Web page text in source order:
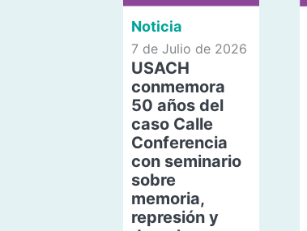
Noticia
7 de Julio de 2026
USACH
conmemora
50 años del
caso Calle
Conferencia
con seminario
sobre
memoria,
represión y